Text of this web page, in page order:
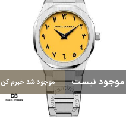
موجود نیست موجود شد خبرم کن